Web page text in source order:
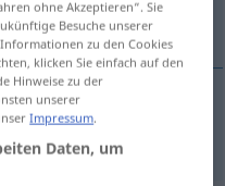
ohne Akzeptieren“. Sie
Besuche unserer
zu den Cookies
klicken Sie einfach auf den
Hinweise zu der
unserer
Impressum.
Daten, um